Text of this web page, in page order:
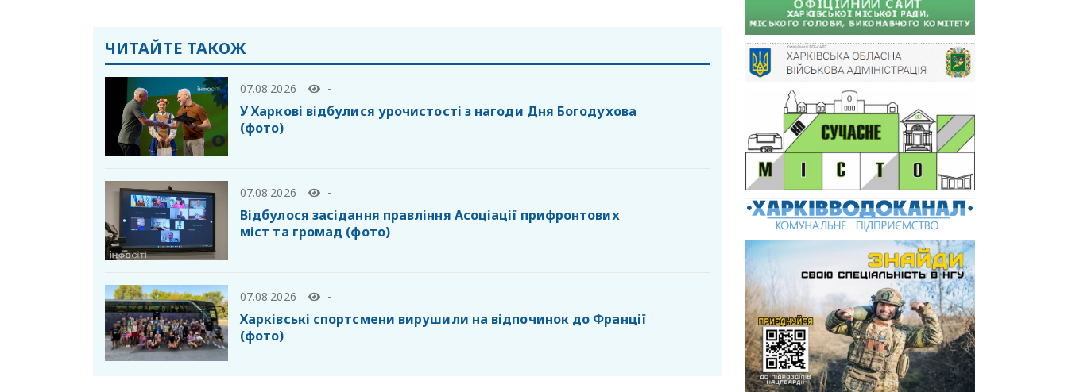
ЧИТАЙТЕ ТАКОЖ
07.08.2026 -
У Харкові відбулися урочистості з нагоди Дня Богодухова
(фото)
07.08.2026 -
Відбулося засідання правління Асоціації прифронтових
міст та громад (фото)
07.08.2026 -
Харківські спортсмени вирушили на відпочинок до Франції
(фото)